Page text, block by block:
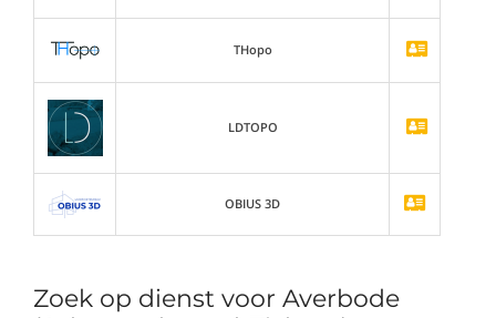
Zoek op dienst voor Averbode
THopo
LDTOPO
OBIUS 3D